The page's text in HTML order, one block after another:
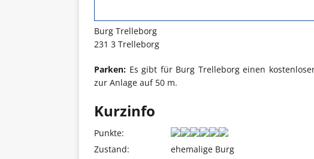
Burg Trelleborg
231 3 Trelleborg
Parken: Es gibt für Burg Trelleborg einen
zur Anlage auf 50 m.
Kurzinfo
Punkte:
Zustand:
ehemalige Burg